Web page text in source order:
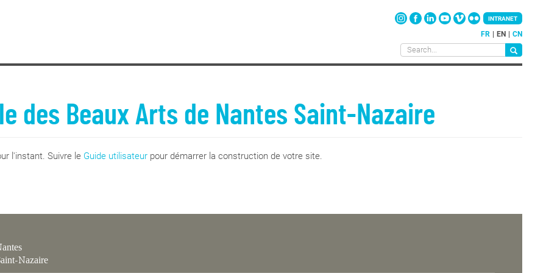
FR EN CN
INTRANET
des Beaux Arts de Nantes Saint-Nazaire
l'instant. Suivre le Guide utilisateur pour démarrer la construction de votre site.
Nazaire